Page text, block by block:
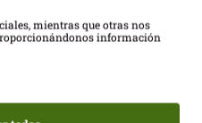
15,99€
mientras que otras nos
información